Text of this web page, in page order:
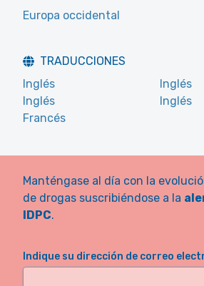
Europa occidental
TRADUCCIONES
Inglés
Inglés
Inglés
Inglés
Francés
Manténgase al día con la
de drogas suscribiéndose a la
IDPC.
Indique su dirección de correo